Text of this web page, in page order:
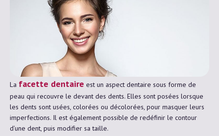
La facette dentaire est un aspect dentaire sous forme de
peau qui recouvre le devant des dents. Elles sont posées lorsque
les dents sont usées, colorées ou décolorées, pour masquer leurs
imperfections. Il est également possible de redéfinir le contour
d’une dent, puis modifier sa taille.